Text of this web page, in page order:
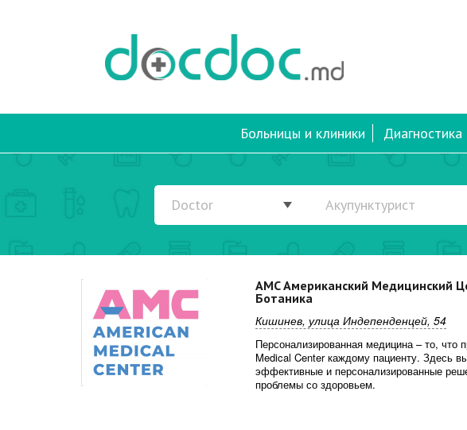
Больницы и клиники Диагностика
AMC Американский Медицинский
Ботаника
Кишинев, улица Индепенденцей, 54
Персонализированная медицина – то, что
Medical Center каждому пациенту. Здесь
эффективные и персонализированные
проблемы со здоровьем.